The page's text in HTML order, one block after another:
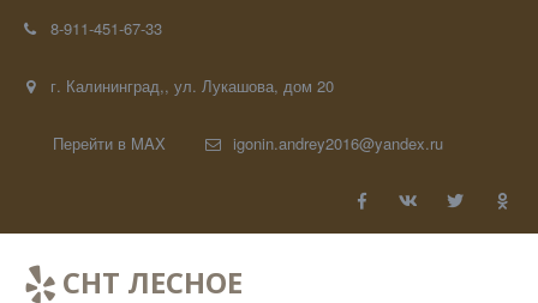
8-911-451-67-33
г. Калининград,, ул. Лукашова, дом 20
Перейти в MAX igonin.andrey2016@yandex.ru
СНТ ЛЕСНОЕ